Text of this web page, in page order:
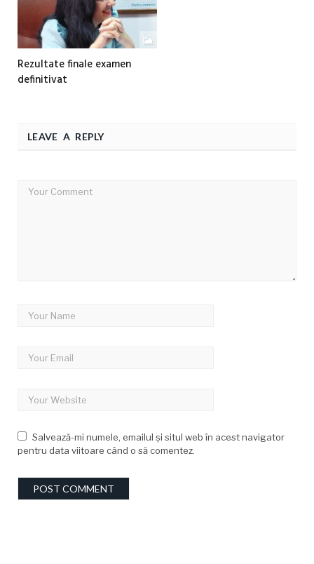
Rezultate finale examen
definitivat
LEAVE A REPLY
Salvează-mi numele, emailul și situl web în acest navigator
pentru data viitoare când o să comentez.